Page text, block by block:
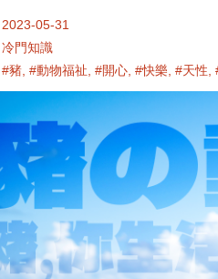
05-31
冷門知識
#豬, #動物福祉, #開心, #快樂, #天性